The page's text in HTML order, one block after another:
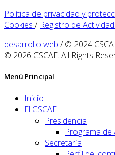
Política de privacidad y
Cookies / Registro de
desarrollo web / © 2024
© 2026 CSCAE. All Rights
Menú Principal
Inicio
El CSCAE
Presidencia
Programa de
Secretaría